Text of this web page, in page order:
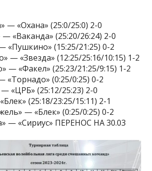
— «Охана» (25:0/25:0) 2-0
— «Ваканда» (25:20/26:24) 2-0
«Пушкино» (15:25/21:25) 0-2
— «Звезда» (12:25/25:16/10:15) 1-2
— «Факел» (25:23/21:25/9:15) 1-2
«Торнадо» (0:25/0:25) 0-2
— «ЦРБ» (25:12/25:23) 2-0
(25:18/23:25/15:11) 2-1
— «Блек» (0:25/0:25) 0-2
— «Сириус» ПЕРЕНОС НА 30.03